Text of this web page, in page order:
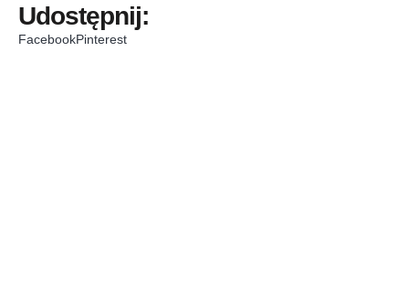
Udostępnij:
FacebookPinterest